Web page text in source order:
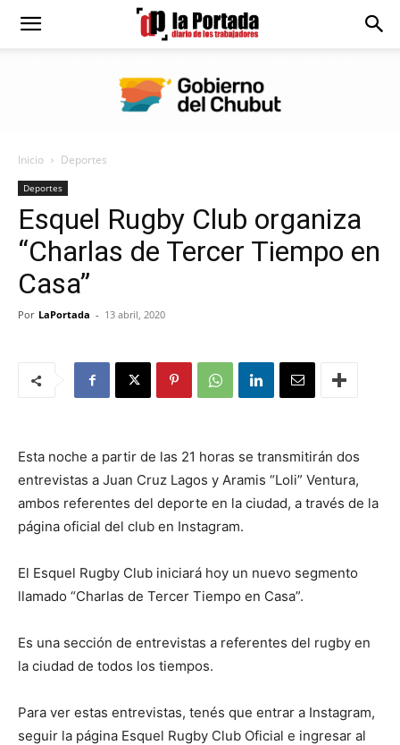
Diario
Portada
Inicio Deportes
Deportes
Esquel Rugby Club organiza
“Charlas de Tercer Tiempo en
Casa”
Por LaPortada - 13 abril, 2020
Esta noche a partir de las 21 horas se transmitirán dos
entrevistas a Juan Cruz Lagos y Aramis “Loli” Ventura,
ambos referentes del deporte en la ciudad, a través de la
página oficial del club en Instagram.
El Esquel Rugby Club iniciará hoy un nuevo segmento
llamado “Charlas de Tercer Tiempo en Casa”.
Es una sección de entrevistas a referentes del rugby en
la ciudad de todos los tiempos.
Para ver estas entrevistas, tenés que entrar a Instagram,
seguir la página Esquel Rugby Club Oficial e ingresar al